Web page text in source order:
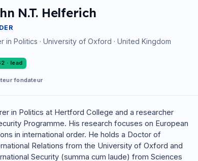
N.T. Helferich
in Politics · University of Oxford · United Kingdom
· lead
fondateur
in Politics at Hertford College and a researcher
Programme. His research focuses on European
in international order. He holds a Doctor of
Relations from the University of Oxford and
Security (summa cum laude) from Sciences